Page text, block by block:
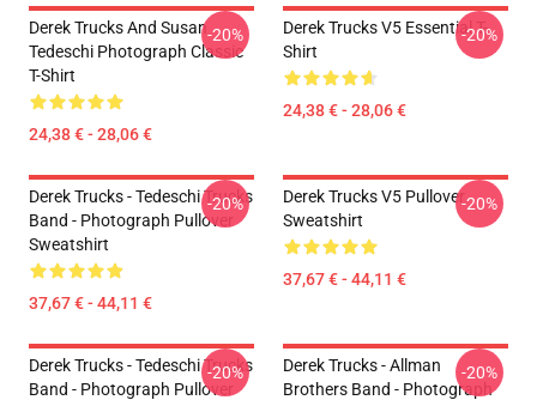
Derek Trucks And Susan
Tedeschi Photograph Classic
T-Shirt
24,38 € - 28,06 €
-20%
Derek Trucks V5 Essential T-
Shirt
24,38 € - 28,06 €
-20%
Derek Trucks - Tedeschi Trucks
Band - Photograph Pullover
Sweatshirt
37,67 € - 44,11 €
-20%
Derek Trucks V5 Pullover
Sweatshirt
37,67 € - 44,11 €
-20%
Derek Trucks - Tedeschi Trucks
Band - Photograph Pullover
-20%
Derek Trucks - Allman
Brothers Band - Photograph
-20%